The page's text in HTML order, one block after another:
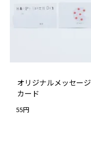
オリジナルメッセージ
カード
55円